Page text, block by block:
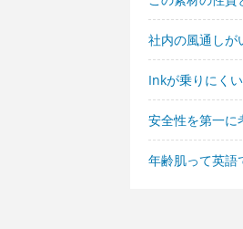
社内の風通しが
Inkが乗りにく
安全性を第一に
年齢肌って英語